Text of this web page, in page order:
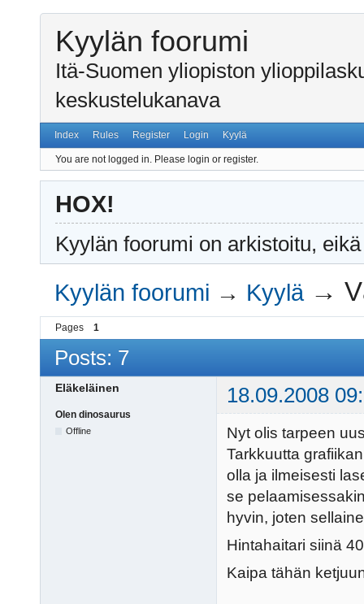
Kyylän foorumi
Itä-Suomen yliopiston
keskustelukanava
Index Rules Register Login Kyylä
You are not logged in. Please login or register.
HOX!
Kyylän foorumi on arkistoitu,
Kyylän foorumi → Kyylä →
Pages 1
Posts: 7
Eläkeläinen 18.09.2008
Olen dinosaurus
Offline
Nyt olis tarpeen
Tarkkuutta
olla ja ilmeisesti
se
hyvin, joten
Hintahaitari siinä
Kaipa tähän